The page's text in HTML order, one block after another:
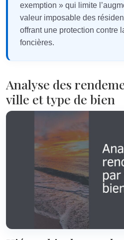
exemption » qui limite
valeur imposable des
offrant une protection contre
foncières.
Analyse des
ville et type de bien